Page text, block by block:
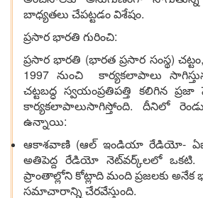
బాధ్యతలు చేపట్టడం విశేషం.
ప్రసార భారతి గురించి:
ప్రసార భారతి (భారత ప్రసార సంస్థ)
1997 నుంచి కార్యకలాపాలు
చట్టబద్ధ స్వయంప్రతిపత్తి కలిగిన
కార్యకలాపాలుసాగిస్తోంది. దీనిలో
ఉన్నాయి:
ఆకాశవాణి (ఆల్ ఇండియా రేడియో-
అతిపెద్ద రేడియో నెట్‌వర్క్‌లలో ఒకటి.
ప్రాంతాల్లోని కోట్లాది మంది ప్రజలకు
సమాచారాన్ని చేరవేస్తుంది.